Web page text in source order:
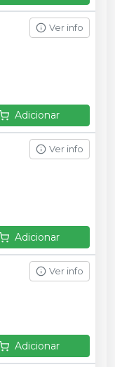
Ver info
Adicionar
Ver info
Adicionar
Ver info
Adicionar